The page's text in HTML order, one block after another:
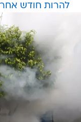
להרות חודש